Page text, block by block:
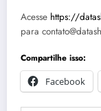
Acesse https://
para
Compartilhe isso:
Facebook